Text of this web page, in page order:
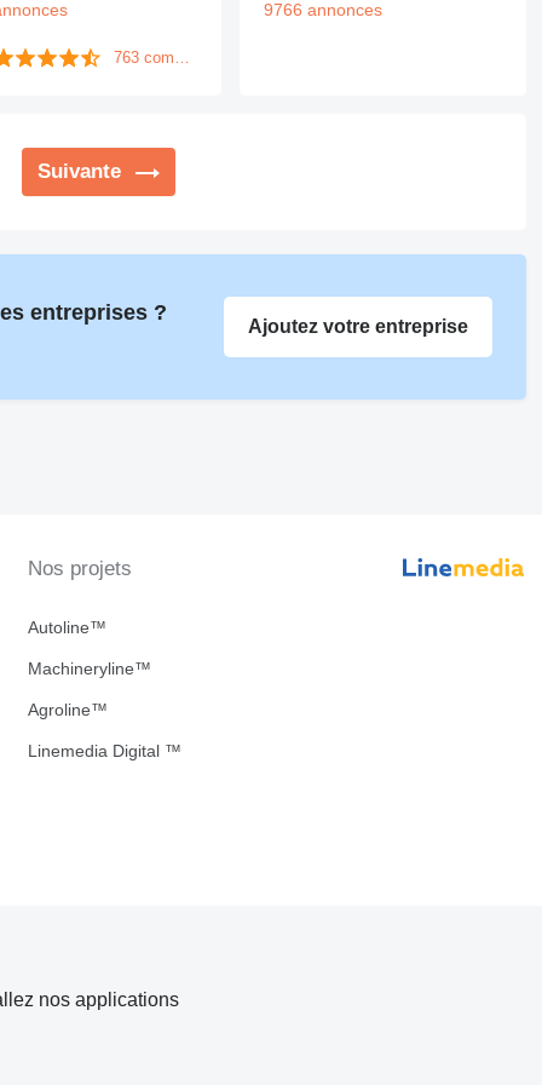
763 commentaires
9766 annonces
Suivante
entreprises ?
Ajoutez votre entreprise
Nos projets
Autoline™
Machineryline™
Agroline™
Linemedia Digital ™
nos applications